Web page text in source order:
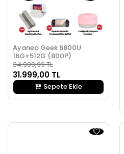
Ayaneo Geek 6800U
16G+512G (800P)
34.999,99 TL
31.999,00 TL
Sepete Ekle